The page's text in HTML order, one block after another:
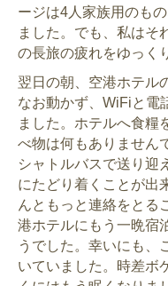
ージは4人家族用のも
ました。でも、私はそ
の長旅の疲れをゆっく
翌日の朝、空港ホテル
なお動かず、WiFiと電
ました。ホテルへ食糧
べ物は何もありません
シャトルバスで送り迎
にたどり着くことが出
んともっと連絡をとる
港ホテルにもう一晩宿
うでした。幸いにも、
いていました。時差ボ